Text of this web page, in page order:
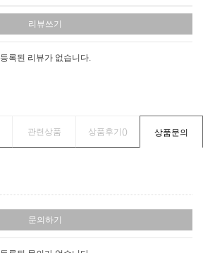
리뷰쓰기
등록된 리뷰가 없습니다.
관련상품 상품후기() 상품문의
문의하기